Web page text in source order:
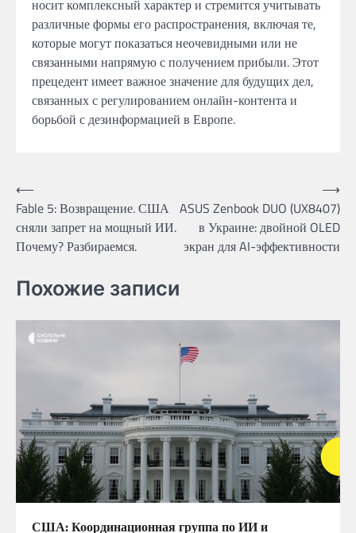
носит комплексный характер и стремится учитывать
различные формы его распространения, включая те,
которые могут показаться неочевидными или не
связанными напрямую с получением прибыли. Этот
прецедент имеет важное значение для будущих дел,
связанных с регулированием онлайн-контента и
борьбой с дезинформацией в Европе.
Post
navigation
⟵
Fable 5: Возвращение. США
сняли запрет на мощный ИИ.
Почему? Разбираемся.
ASUS Zenbook DUO (UX8407)
в Украине: двойной OLED
экран для AI-эффективности
⟶
Похожие записи
США: Координационная группа по ИИ и